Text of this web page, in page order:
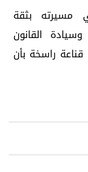
مسيرته بثقة
القانون
راسخة بأن